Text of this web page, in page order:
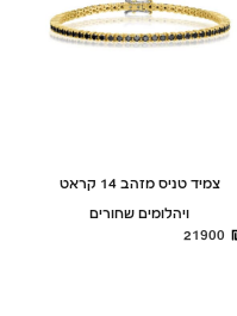
צמיד טניס מזהב 14 קראט
ויהלומים שחורים
21900